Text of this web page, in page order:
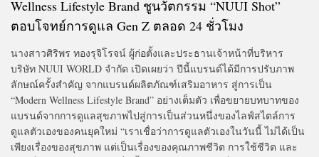
Wellness Lifestyle Brand ชูนวัตกรรม “NUUI Shot”
ตอบโจทย์การดูแล Gen Z ตลอด 24 ชั่วโมง
นางสาวศิริพร ทองรุจิโรจน์ ผู้ก่อตั้งและประธานเจ้าหน้าที่บริหาร
บริษัท NUUI WORLD จำกัด เปิดเผยว่า ปีนี้แบรนด์ได้มีการปรับภาพ
ลักษณ์ครั้งสำคัญ จากแบรนด์ผลิตภัณฑ์เสริมอาหาร สู่การเป็น
“Modern Wellness Lifestyle Brand” อย่างเต็มตัว เพื่อขยายบทบาทของ
แบรนด์จากการดูแลสุขภาพไปสู่การเป็นส่วนหนึ่งของไลฟ์สไตล์การ
ดูแลตัวเองของคนยุคใหม่ “เราเชื่อว่าการดูแลตัวเองในวันนี้ ไม่ได้เป็น
เพียงเรื่องของสุขภาพ แต่เป็นเรื่องของคุณภาพชีวิต การใช้ชีวิต และ